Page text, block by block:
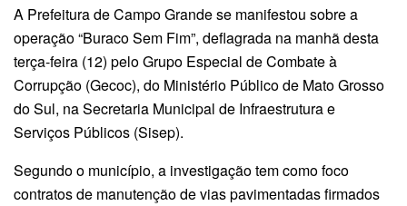
A Prefeitura de Campo Grande se manifestou sobre a
operação “Buraco Sem Fim”, deflagrada na manhã desta
terça-feira (12) pelo Grupo Especial de Combate à
Corrupção (Gecoc), do Ministério Público de Mato Grosso
do Sul, na Secretaria Municipal de Infraestrutura e
Serviços Públicos (Sisep).
Segundo o município, a investigação tem como foco
contratos de manutenção de vias pavimentadas firmados